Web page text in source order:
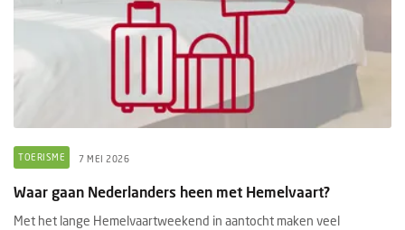
TOERISME 7 MEI 2026
Waar gaan Nederlanders heen met Hemelvaart?
Met het lange Hemelvaartweekend in aantocht maken veel